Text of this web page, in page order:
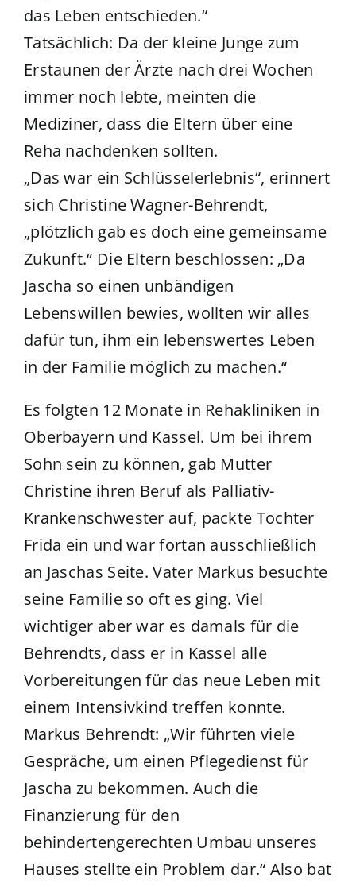
das Leben entschieden.“
Tatsächlich: Da der kleine Junge zum
Erstaunen der Ärzte nach drei Wochen
immer noch lebte, meinten die
Mediziner, dass die Eltern über eine
Reha nachdenken sollten.
„Das war ein Schlüsselerlebnis“, erinnert
sich Christine Wagner-Behrendt,
„plötzlich gab es doch eine gemeinsame
Zukunft.“ Die Eltern beschlossen: „Da
Jascha so einen unbändigen
Lebenswillen bewies, wollten wir alles
dafür tun, ihm ein lebenswertes Leben
in der Familie möglich zu machen.“
Es folgten 12 Monate in Rehakliniken in
Oberbayern und Kassel. Um bei ihrem
Sohn sein zu können, gab Mutter
Christine ihren Beruf als Palliativ-
Krankenschwester auf, packte Tochter
Frida ein und war fortan ausschließlich
an Jaschas Seite. Vater Markus besuchte
seine Familie so oft es ging. Viel
wichtiger aber war es damals für die
Behrendts, dass er in Kassel alle
Vorbereitungen für das neue Leben mit
einem Intensivkind treffen konnte.
Markus Behrendt: „Wir führten viele
Gespräche, um einen Pflegedienst für
Jascha zu bekommen. Auch die
Finanzierung für den
behindertengerechten Umbau unseres
Hauses stellte ein Problem dar.“ Also bat